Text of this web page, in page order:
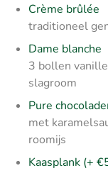
Crème brûlée
traditioneel
Dame blanche
3 bollen
slagroom
Pure
met
roomijs
Kaasplank (+